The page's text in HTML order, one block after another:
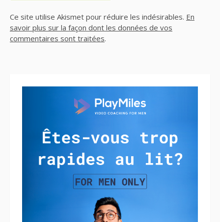
Ce site utilise Akismet pour réduire les indésirables. En
savoir plus sur la façon dont les données de vos
commentaires sont traitées.